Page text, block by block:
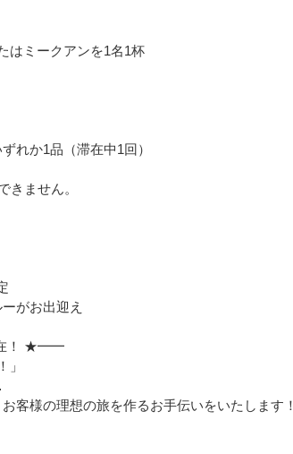
はミークアンを1名1杯
れか1品（滞在中1回）
きません。
がお出迎え
在！ ★━━
」
客様の理想の旅を作るお手伝いをいたします！